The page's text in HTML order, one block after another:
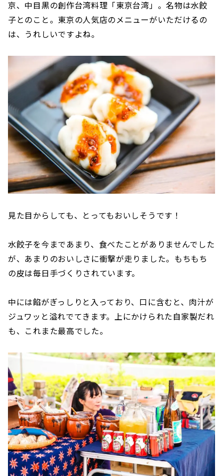
京、中目黒の創作台湾料理「東京台湾」。名物は水餃
子とのこと。東京の人気店のメニューがいただけるの
は、うれしいですよね。
見た目からしても、とってもおいしそうです！
水餃子を今まであまり、食べたことがありませんでした
が、あまりのおいしさに衝撃が走りました。もちもち
の皮は毎日手づくりされています。
中には餡がぎっしりと入っており、口に含むと、肉汁が
ジュワッと溢れでてきます。上にかけられた自家製だれ
も、これまた最高でした。